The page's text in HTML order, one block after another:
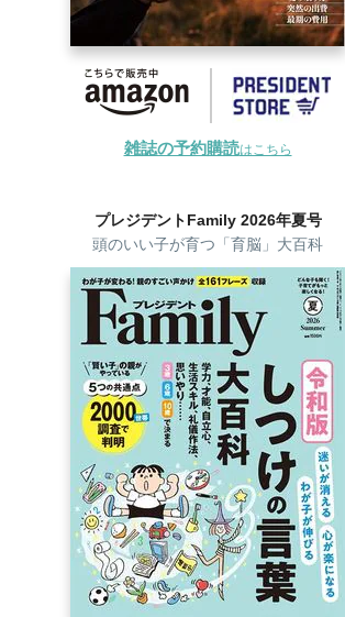
雑誌の予約購読はこちら
プレジデントFamily 2026年夏号
頭のいい子が育つ「育脳」大百科